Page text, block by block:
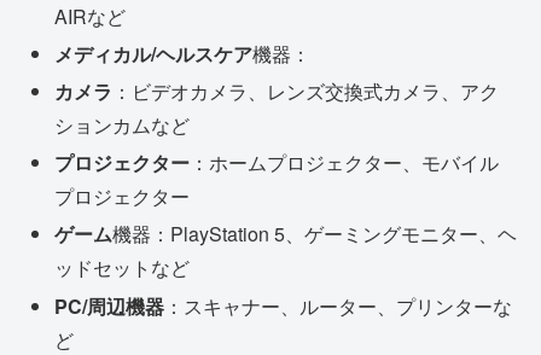
AIRなど
メディカル/ヘルスケア機器：
カメラ ：ビデオカメラ、レンズ交換式カメラ、アク
ションカムなど
プロジェクター ：ホームプロジェクター、モバイル
プロジェクター
ゲーム機器：PlayStation 5、ゲーミングモニター、ヘ
ッドセットなど
PC/周辺機器 ：スキャナー、ルーター、プリンターな
ど